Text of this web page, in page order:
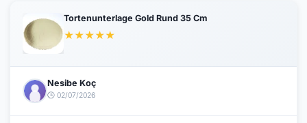
Tortenunterlage Gold Rund 35 Cm
★★★★★
Nesibe Koç
🕒 02/07/2026